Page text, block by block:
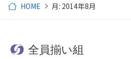
HOME 月: 2014年8月
全員揃い組